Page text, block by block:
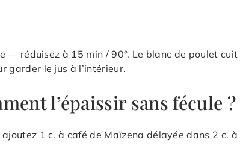
réduisez à 15 min / 90°. Le blanc de poulet cuit
garder le jus à l’intérieur.
l’épaissir sans fécule ?
1 c. à café de Maïzena délayée dans 2 c. à